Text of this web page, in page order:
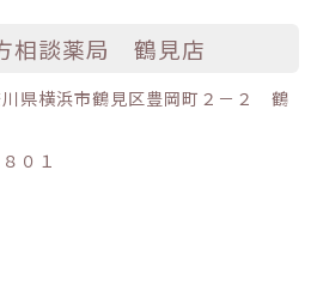
相談薬局 鶴見店
県横浜市鶴見区豊岡町２－２ 鶴
０１